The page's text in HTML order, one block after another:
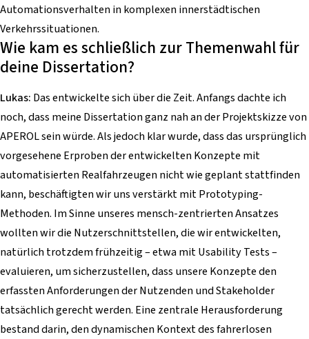
Automationsverhalten in komplexen innerstädtischen
Verkehrssituationen.
Wie kam es schließlich zur Themenwahl für
deine Dissertation?
Lukas: Das entwickelte sich über die Zeit. Anfangs dachte ich
noch, dass meine Dissertation ganz nah an der Projektskizze von
APEROL sein würde. Als jedoch klar wurde, dass das ursprünglich
vorgesehene Erproben der entwickelten Konzepte mit
automatisierten Realfahrzeugen nicht wie geplant stattfinden
kann, beschäftigten wir uns verstärkt mit Prototyping-
Methoden. Im Sinne unseres mensch-zentrierten Ansatzes
wollten wir die Nutzerschnittstellen, die wir entwickelten,
natürlich trotzdem frühzeitig – etwa mit Usability Tests –
evaluieren, um sicherzustellen, dass unsere Konzepte den
erfassten Anforderungen der Nutzenden und Stakeholder
tatsächlich gerecht werden. Eine zentrale Herausforderung
bestand darin, den dynamischen Kontext des fahrerlosen